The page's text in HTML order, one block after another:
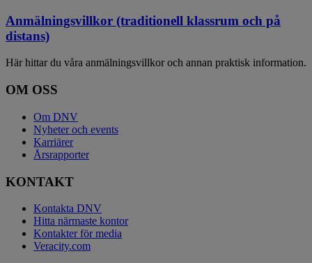
Anmälningsvillkor (traditionell klassrum och på
distans)
Här hittar du våra anmälningsvillkor och annan praktisk information.
OM OSS
Om DNV
Nyheter och events
Karriärer
Årsrapporter
KONTAKT
Kontakta DNV
Hitta närmaste kontor
Kontakter för media
Veracity.com